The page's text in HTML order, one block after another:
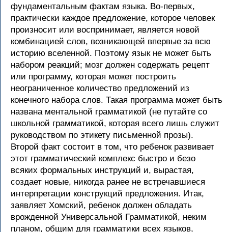
фундаментальным фактам языка. Во-первых,
практически каждое предложение, которое человек
произносит или воспринимает, является новой
комбинацией слов, возникающей впервые за всю
историю вселенной. Поэтому язык не может быть
набором реакций; мозг должен содержать рецепт
или программу, которая может построить
неограниченное количество предложений из
конечного набора слов. Такая программа может быть
названа ментальной грамматикой (не путайте со
школьной грамматикой, которая всего лишь служит
руководством по этикету письменной прозы).
Второй факт состоит в том, что ребенок развивает
этот грамматический комплекс быстро и безо
всяких формальных инструкций и, вырастая,
создает новые, никогда ранее не встречавшиеся
интерпретации конструкций предложения. Итак,
заявляет Хомский, ребенок должен обладать
врожденной Универсальной Грамматикой, неким
планом, общим для грамматики всех языков,